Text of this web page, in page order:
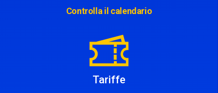
Controlla il calendario
Tariffe